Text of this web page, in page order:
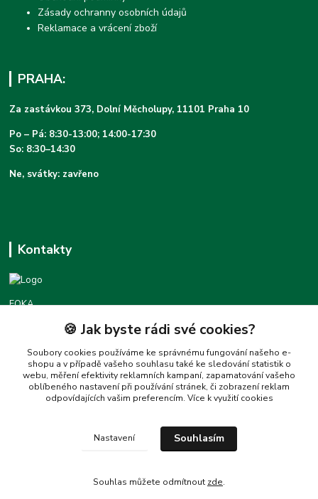
Zásady ochranny osobních údajů
Reklamace a vrácení zboží
PRAHA:
Za zastávkou 373, Dolní Měcholupy, 11101 Praha 10
Po – Pá: 8:30-13:00; 14:00-17:30
So: 8:30–14:30
Ne, svátky: zavřeno
Kontakty
FOKA
Podpora foka.cz
+420777455677
(Po-Pá 8:30-16:00)
love@foka.cz
🍪 Jak byste rádi své cookies?
Soubory cookies používáme ke správnému fungování našeho e-
shopu a v případě vašeho souhlasu také ke sledování statistik o
webu, měření efektivity reklamních kampaní, zapamatování vašeho
oblíbeného nastavení při používání stránek, či zobrazení reklam
odpovídajících vašim preferencím. Více k využití cookies
Nastavení Souhlasím
Souhlas můžete odmítnout zde.